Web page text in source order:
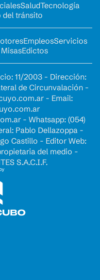
SaludTecnología
del tránsito
EmpleosServicios
Edictos
11/2003 - Dirección:
de Circunvalación -
- Email:
- Whatsapp: (054)
Pablo Dellazoppa -
Castillo - Editor Web:
del medio -
S.A.C.I.F.